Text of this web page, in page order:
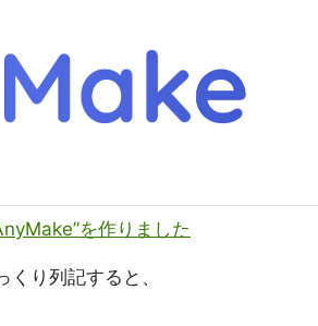
を作りました
り列記すると、